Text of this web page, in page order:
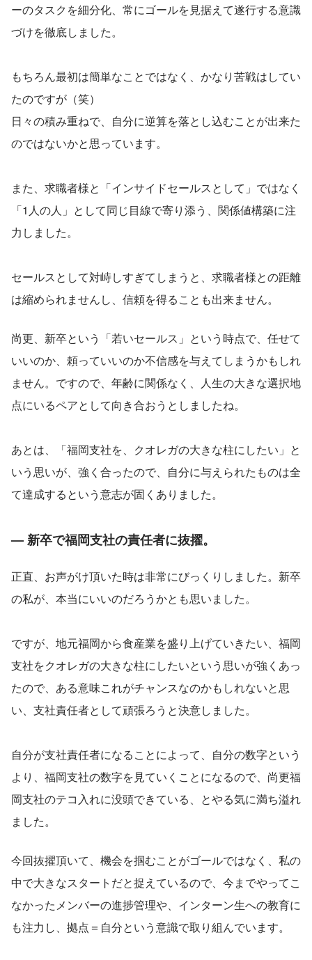
ーのタスクを細分化、常にゴールを見据えて遂行する意識
づけを徹底しました。
もちろん最初は簡単なことではなく、かなり苦戦はしてい
たのですが（笑）
日々の積み重ねで、自分に逆算を落とし込むことが出来た
のではないかと思っています。
また、求職者様と「インサイドセールスとして」ではなく
「1人の人」として同じ目線で寄り添う、関係値構築に注
力しました。
セールスとして対峙しすぎてしまうと、求職者様との距離
は縮められませんし、信頼を得ることも出来ません。
尚更、新卒という「若いセールス」という時点で、任せて
いいのか、頼っていいのか不信感を与えてしまうかもしれ
ません。ですので、年齢に関係なく、人生の大きな選択地
点にいるペアとして向き合おうとしましたね。
あとは、「福岡支社を、クオレガの大きな柱にしたい」と
いう思いが、強く合ったので、自分に与えられたものは全
て達成するという意志が固くありました。
— 新卒で福岡支社の責任者に抜擢。
正直、お声がけ頂いた時は非常にびっくりしました。新卒
の私が、本当にいいのだろうかとも思いました。
ですが、地元福岡から食産業を盛り上げていきたい、福岡
支社をクオレガの大きな柱にしたいという思いが強くあっ
たので、ある意味これがチャンスなのかもしれないと思
い、支社責任者として頑張ろうと決意しました。
自分が支社責任者になることによって、自分の数字という
より、福岡支社の数字を見ていくことになるので、尚更福
岡支社のテコ入れに没頭できている、とやる気に満ち溢れ
ました。
今回抜擢頂いて、機会を掴むことがゴールではなく、私の
中で大きなスタートだと捉えているので、今までやってこ
なかったメンバーの進捗管理や、インターン生への教育に
も注力し、拠点＝自分という意識で取り組んでいます。